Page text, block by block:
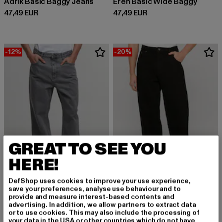
47,49 EUR
Derzeitiger Preis: 47,49 EUR
47,49 EUR
Derzeitiger Preis: 47,49 EUR
-12%
2Y STUDIOS
Adrik Basic Baggy Jeans
-20%
ROCAWEAR
JJ Baggy
GREAT TO SEE YOU
HERE!
DefShop uses cookies to improve your use experience,
save your preferences, analyse use behaviour and to
provide and measure interest-based contents and
advertising. In addition, we allow partners to extract data
or to use cookies. This may also include the processing of